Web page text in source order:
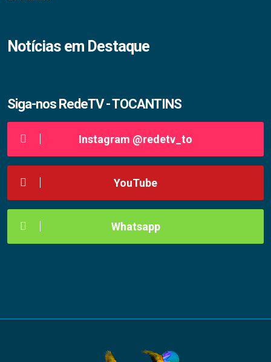
Notícias em Destaque
Siga-nos RedeTV - TOCANTINS
Instagram @redetv_to
YouTube
Whatsapp